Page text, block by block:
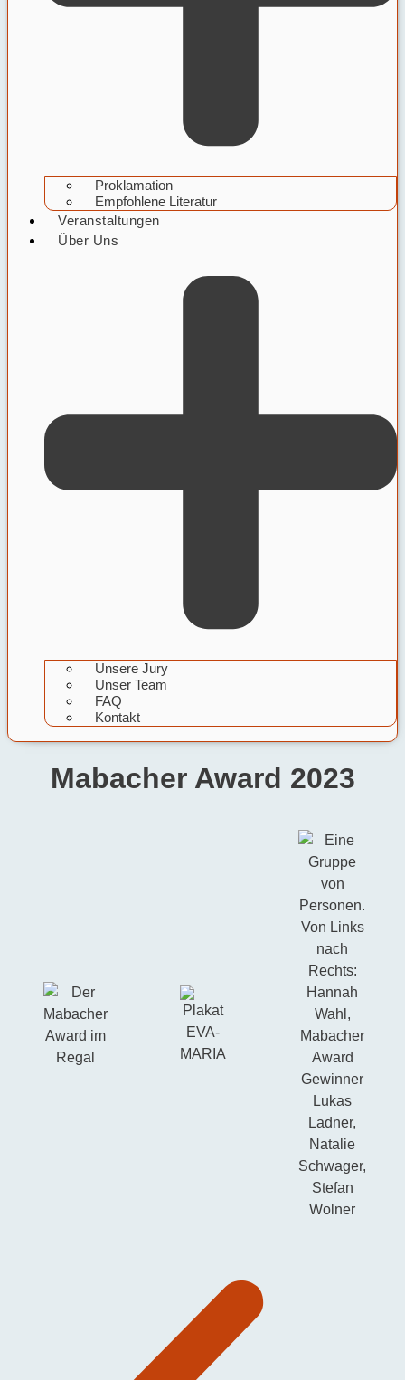
Proklamation
Empfohlene Literatur
Veranstaltungen
Über Uns
Unsere Jury
Unser Team
FAQ
Kontakt
Mabacher Award 2023